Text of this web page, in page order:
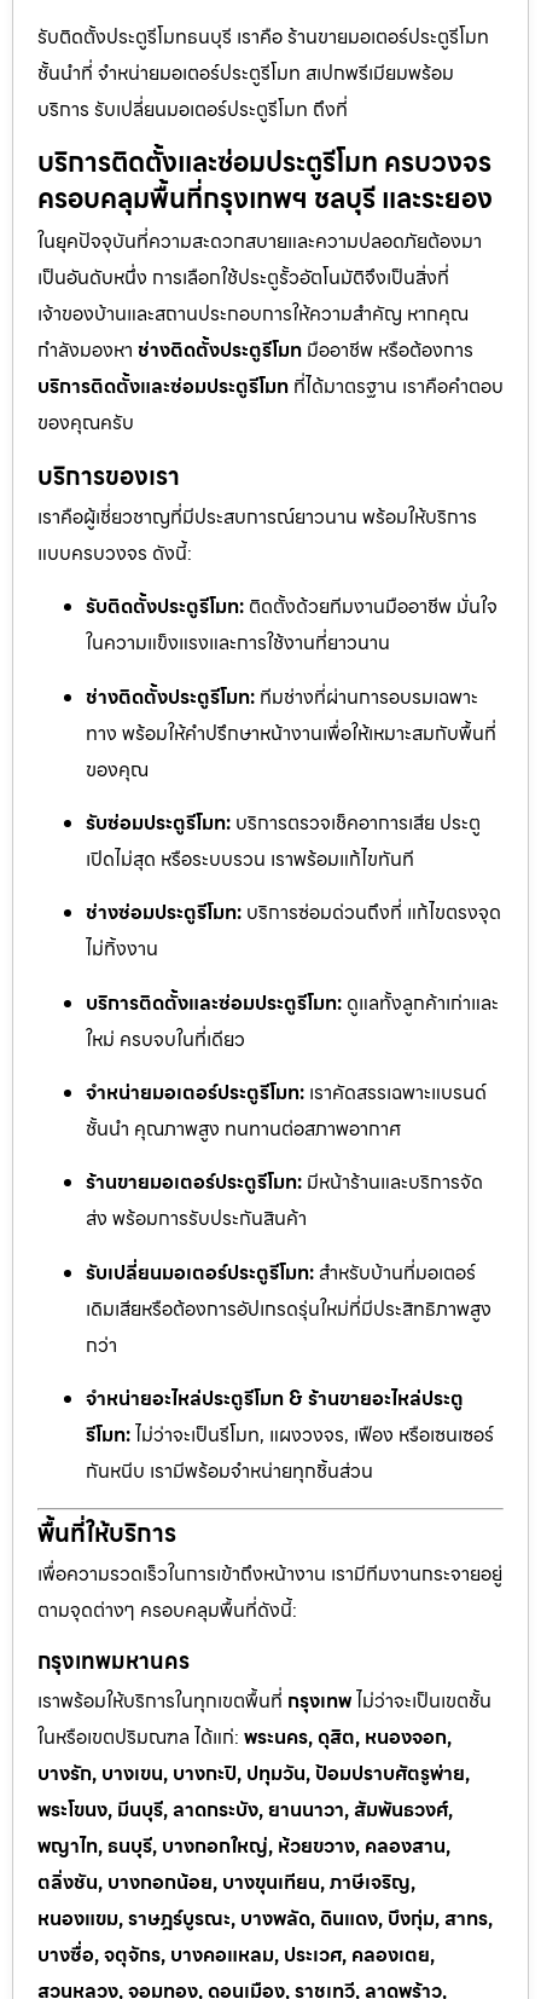
รับติดตั้งประตูรีโมทธนบุรี เราคือ ร้านขายมอเตอร์ประตูรีโมท
ชั้นนำที่ จำหน่ายมอเตอร์ประตูรีโมท สเปกพรีเมียมพร้อม
บริการ รับเปลี่ยนมอเตอร์ประตูรีโมท ถึงที่
บริการติดตั้งและซ่อมประตูรีโมท ครบวงจร
ครอบคลุมพื้นที่กรุงเทพฯ ชลบุรี และระยอง
ในยุคปัจจุบันที่ความสะดวกสบายและความปลอดภัยต้องมา
เป็นอันดับหนึ่ง การเลือกใช้ประตูรั้วอัตโนมัติจึงเป็นสิ่งที่
เจ้าของบ้านและสถานประกอบการให้ความสำคัญ หากคุณ
กำลังมองหา ช่างติดตั้งประตูรีโมท มืออาชีพ หรือต้องการ
บริการติดตั้งและซ่อมประตูรีโมท ที่ได้มาตรฐาน เราคือคำตอบ
ของคุณครับ
บริการของเรา
เราคือผู้เชี่ยวชาญที่มีประสบการณ์ยาวนาน พร้อมให้บริการ
แบบครบวงจร ดังนี้:
รับติดตั้งประตูรีโมท: ติดตั้งด้วยทีมงานมืออาชีพ มั่นใจ
ในความแข็งแรงและการใช้งานที่ยาวนาน
ช่างติดตั้งประตูรีโมท: ทีมช่างที่ผ่านการอบรมเฉพาะ
ทาง พร้อมให้คำปรึกษาหน้างานเพื่อให้เหมาะสมกับพื้นที่
ของคุณ
รับซ่อมประตูรีโมท: บริการตรวจเช็คอาการเสีย ประตู
เปิดไม่สุด หรือระบบรวน เราพร้อมแก้ไขทันที
ช่างซ่อมประตูรีโมท: บริการซ่อมด่วนถึงที่ แก้ไขตรงจุด
ไม่ทิ้งงาน
บริการติดตั้งและซ่อมประตูรีโมท: ดูแลทั้งลูกค้าเก่าและ
ใหม่ ครบจบในที่เดียว
จำหน่ายมอเตอร์ประตูรีโมท: เราคัดสรรเฉพาะแบรนด์
ชั้นนำ คุณภาพสูง ทนทานต่อสภาพอากาศ
ร้านขายมอเตอร์ประตูรีโมท: มีหน้าร้านและบริการจัด
ส่ง พร้อมการรับประกันสินค้า
รับเปลี่ยนมอเตอร์ประตูรีโมท: สำหรับบ้านที่มอเตอร์
เดิมเสียหรือต้องการอัปเกรดรุ่นใหม่ที่มีประสิทธิภาพสูง
กว่า
จำหน่ายอะไหล่ประตูรีโมท & ร้านขายอะไหล่ประตู
รีโมท:ไม่ว่าจะเป็นรีโมท, แผงวงจร, เฟือง หรือเซนเซอร์
กันหนีบ เรามีพร้อมจำหน่ายทุกชิ้นส่วน
พื้นที่ให้บริการ
เพื่อความรวดเร็วในการเข้าถึงหน้างาน เรามีทีมงานกระจายอยู่
ตามจุดต่างๆ ครอบคลุมพื้นที่ดังนี้:
กรุงเทพมหานคร
เราพร้อมให้บริการในทุกเขตพื้นที่ กรุงเทพไม่ว่าจะเป็นเขตชั้น
ในหรือเขตปริมณฑล ได้แก่: พระนคร, ดุสิต, หนองจอก,
บางรัก, บางเขน, บางกะปิ, ปทุมวัน, ป้อมปราบศัตรูพ่าย,
พระโขนง, มีนบุรี, ลาดกระบัง, ยานนาวา, สัมพันธวงศ์,
พญาไท, ธนบุรี, บางกอกใหญ่, ห้วยขวาง, คลองสาน,
ตลิ่งชัน, บางกอกน้อย, บางขุนเทียน, ภาษีเจริญ,
หนองแขม, ราษฎร์บูรณะ, บางพลัด, ดินแดง, บึงกุ่ม, สาทร,
บางซื่อ, จตุจักร, บางคอแหลม, ประเวศ, คลองเตย,
สวนหลวง, จอมทอง, ดอนเมือง, ราชเทวี, ลาดพร้าว,